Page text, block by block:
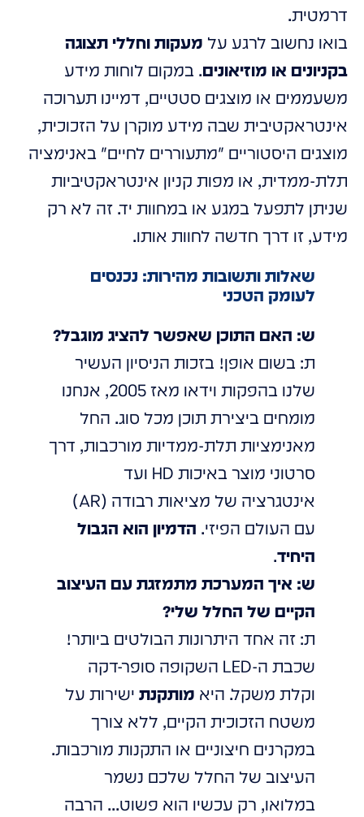
דרמטית.
בואו נחשוב לרגע על מעקות וחללי תצוגה
בקניונים או מוזיאונים. במקום לוחות מידע
משעממים או מוצגים סטטיים, דמיינו תערוכה
אינטראקטיבית שבה מידע מוקרן על הזכוכית,
מוצגים היסטוריים "מתעוררים לחיים" באנימציה
תלת-ממדית, או מפות קניון אינטראקטיביות
שניתן לתפעל במגע או במחוות יד. זה לא רק
מידע, זו דרך חדשה לחוות אותו.
שאלות ותשובות מהירות: נכנסים
לעומק הטכני
ש: האם התוכן שאפשר להציג מוגבל?
ת: בשום אופן! בזכות הניסיון העשיר
שלנו בהפקות וידאו מאז 2005, אנחנו
מומחים ביצירת תוכן מכל סוג. החל
מאנימציות תלת-ממדיות מורכבות, דרך
סרטוני מוצר באיכות HD ועד
אינטגרציה של מציאות רבודה (AR)
עם העולם הפיזי. הדמיון הוא הגבול
היחיד.
ש: איך המערכת מתמזגת עם העיצוב
הקיים של החלל שלי?
ת: זה אחד היתרונות הבולטים ביותר!
שכבת ה-LED השקופה סופר-דקה
וקלת משקל. היא מותקנת ישירות על
משטח הזכוכית הקיים, ללא צורך
במקרנים חיצוניים או התקנות מורכבות.
העיצוב של החלל שלכם נשמר
במלואו, רק עכשיו הוא פשוט... הרבה